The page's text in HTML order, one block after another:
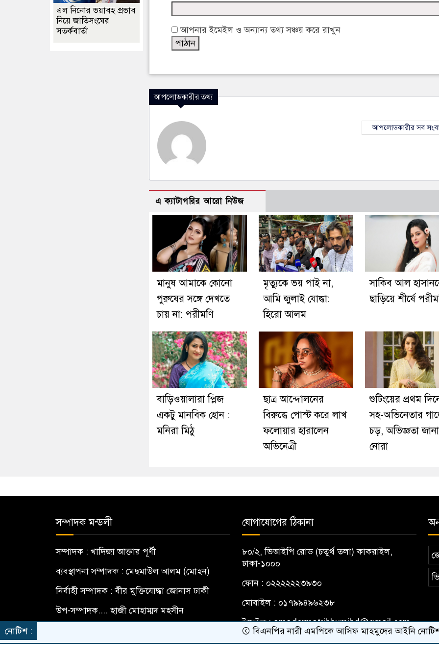
আপনার ইমেইল ও অন্যান্য তথ্য সঞ্চয় করে রাখুন
আপলোডকারীর তথ্য
আপলোডকারীর সব
এ ক্যাটাগরির আরো নিউজ
মানুষ আমাকে কোনো
পুরুষের সঙ্গে দেখতে
চায় না: পরীমণি
মৃত্যুকে ভয় পাই না,
আমি জুলাই যোদ্ধা:
হিরো আলম
সাকিব আল
ছাড়িয়ে শীর্ষে
বাড়িওয়ালারা প্লিজ
একটু মানবিক হোন :
মনিরা মিঠু
ছাত্র আন্দোলনের
বিরুদ্ধে পোস্ট করে লাখ
ফলোয়ার হারালেন
অভিনেত্রী
শুটিংয়ের প্রথম
সহ-অভিনেতার
চড়, অভিজ্ঞতা
নোরা
এল নিনোর ভয়াবহ প্রভাব
নিয়ে জাতিসংঘের
সতর্কবার্তা
সম্পাদক মন্ডলী
সম্পাদক : খাদিজা আক্তার পূর্ণী
ব্যবস্থাপনা সম্পাদক : মেছমাউল আলম (মোহন)
নির্বাহী সম্পাদক : বীর মুক্তিযোদ্ধা জোনাস ঢাকী
উপ-সম্পাদক.... হাজী মোহাম্মদ মহসীন
যোগাযোগের ঠিকানা
৮০/২, ভিআইপি রোড (চতুর্থ তলা) কাকরাইল,
ঢাকা-১০০০
ফোন : ০২২২২২২৩৯৩০
মোবাইল : ০১৭৯৯৪৯৬২৩৮
ইমেইল :amadermatribhumibd@gmail.com
নোটিশ : বিএনপির নারী এমপিকে আসিফ মাহমুদের আইনি নোটিশ